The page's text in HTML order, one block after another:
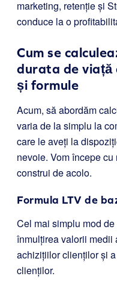
marketing, retenție și
conduce la o
Cum se
durata de viață
și formule
Acum, să abordăm
varia de la simplu la
care le aveți la
nevoie. Vom începe
construi de acolo.
Formula LTV de
Cel mai simplu mod
înmulțirea valorii medii
achizițiilor clienților și
clienților.